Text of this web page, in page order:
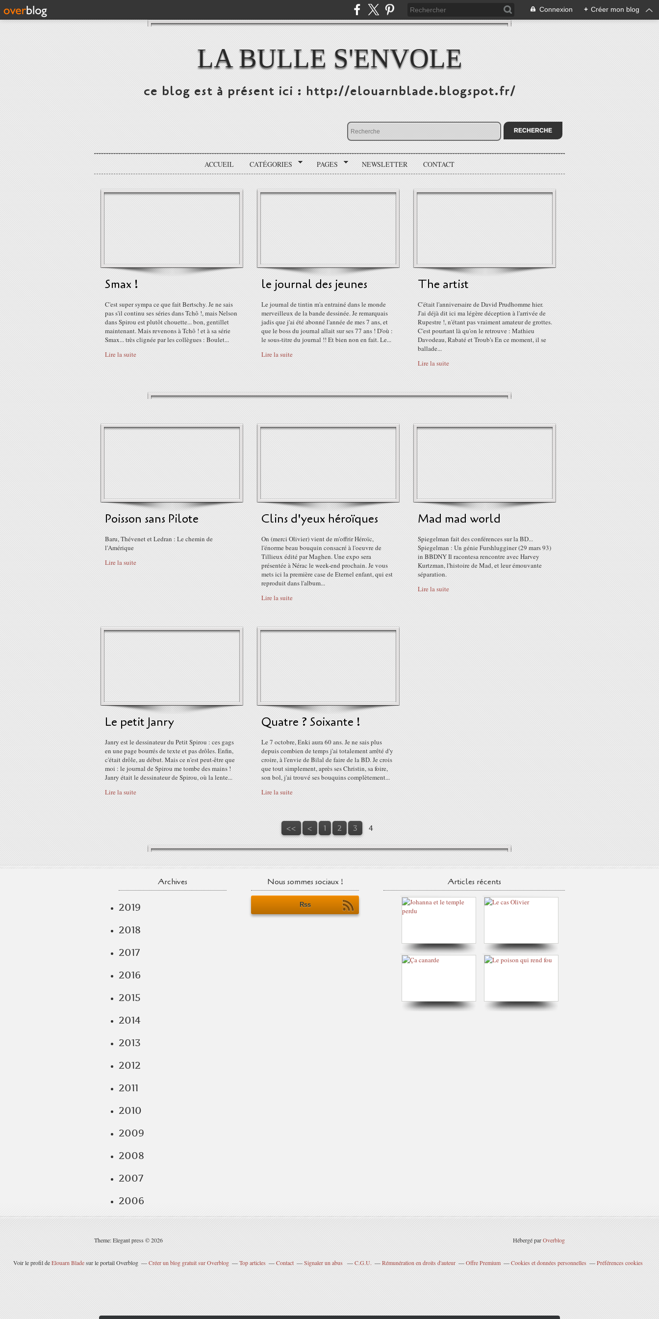
Connexion + Créer mon blog
LA BULLE S'ENVOLE
ce blog est à présent ici : http://elouarnblade.blogspot.fr/
ACCUEIL CATÉGORIES PAGES NEWSLETTER CONTACT
Smax !
C'est super sympa ce que fait Bertschy. Je ne sais
pas s'il continu ses séries dans Tchô !, mais Nelson
dans Spirou est plutôt chouette... bon, gentillet
maintenant. Mais revenons à Tchô ! et à sa série
Smax... très clignée par les collègues : Boulet...
Lire la suite
le journal des jeunes
Le journal de tintin m'a entrainé dans le monde
merveilleux de la bande dessinée. Je remarquais
jadis que j'ai été abonné l'année de mes 7 ans, et
que le boss du journal allait sur ses 77 ans ! D'où :
le sous-titre du journal !! Et bien non en fait. Le...
Lire la suite
The artist
C'était l'anniversaire de David Prudhomme hier.
J'ai déjà dit ici ma légère déception à l'arrivée de
Rupestre !, n'étant pas vraiment amateur de grottes.
C'est pourtant là qu'on le retrouve : Mathieu
Davodeau, Rabaté et Troub's En ce moment, il se
ballade...
Lire la suite
Poisson sans Pilote
Baru, Thévenet et Ledran : Le chemin de
l'Amérique
Lire la suite
Clins d'yeux héroïques
On (merci Olivier) vient de m'offrir Héroïc,
l'énorme beau bouquin consacré à l'oeuvre de
Tillieux édité par Maghen. Une expo sera
présentée à Nérac le week-end prochain. Je vous
mets ici la première case de Eternel enfant, qui est
reproduit dans l'album...
Lire la suite
Mad mad world
Spiegelman fait des conférences sur la BD...
Spiegelman : Un génie Furshlugginer (29 mars 93)
in BBDNY Il racontesa rencontre avec Harvey
Kurtzman, l'histoire de Mad, et leur émouvante
séparation.
Lire la suite
Le petit Janry
Janry est le dessinateur du Petit Spirou : ces gags
en une page bourrés de texte et pas drôles. Enfin,
c'était drôle, au début. Mais ce n'est peut-être que
moi : le journal de Spirou me tombe des mains !
Janry était le dessinateur de Spirou, où la lente...
Lire la suite
Quatre ? Soixante !
Le 7 octobre, Enki aura 60 ans. Je ne sais plus
depuis combien de temps j'ai totalement arrêté d'y
croire, à l'envie de Bilal de faire de la BD. Je crois
que tout simplement, après ses Christin, sa foire,
son bol, j'ai trouvé ses bouquins complètement...
Lire la suite
<< < 1 2 3 4
Archives
2019
2018
2017
2016
2015
2014
2013
2012
2011
2010
2009
2008
2007
2006
Nous sommes sociaux !
Rss
Articles récents
Theme: Elegant press © 2026 Hébergé parOverblog
Voir le profil deElouarn Bladesur le portail Overblog Créer un blog gratuit sur Overblog Top articles Contact Signaler un abus C.G.U. Rémunération en droits d'auteur Offre Premium Cookies et données personnelles Préférences cookies